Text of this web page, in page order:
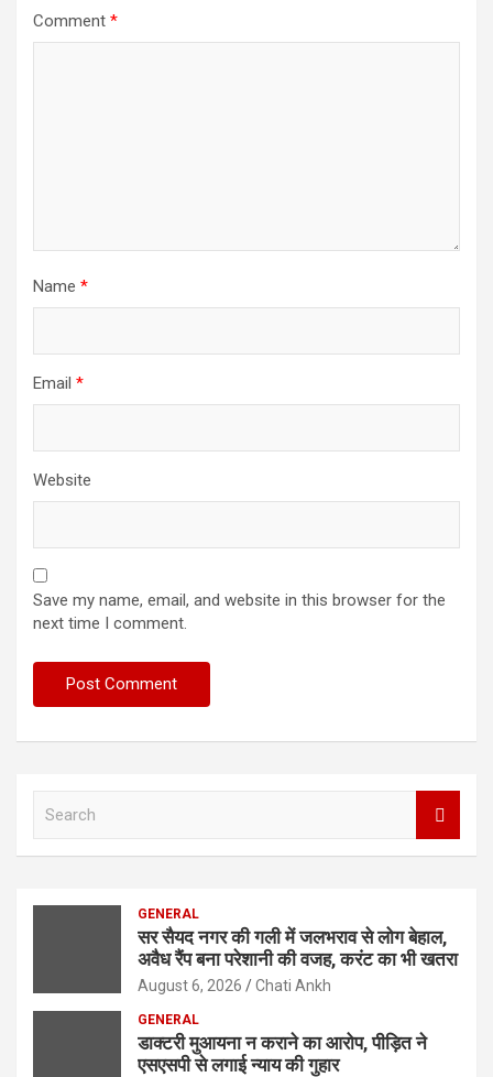
Comment *
Name *
Email *
Website
Save my name, email, and website in this browser for the
next time I comment.
GENERAL
सर सैयद नगर की गली में जलभराव से लोग बेहाल,
अवैध रैंप बना परेशानी की वजह, करंट का भी खतरा
August 6, 2026 Chati Ankh
GENERAL
डाक्टरी मुआयना न कराने का आरोप, पीड़ित ने
एसएसपी से लगाई न्याय की गुहार